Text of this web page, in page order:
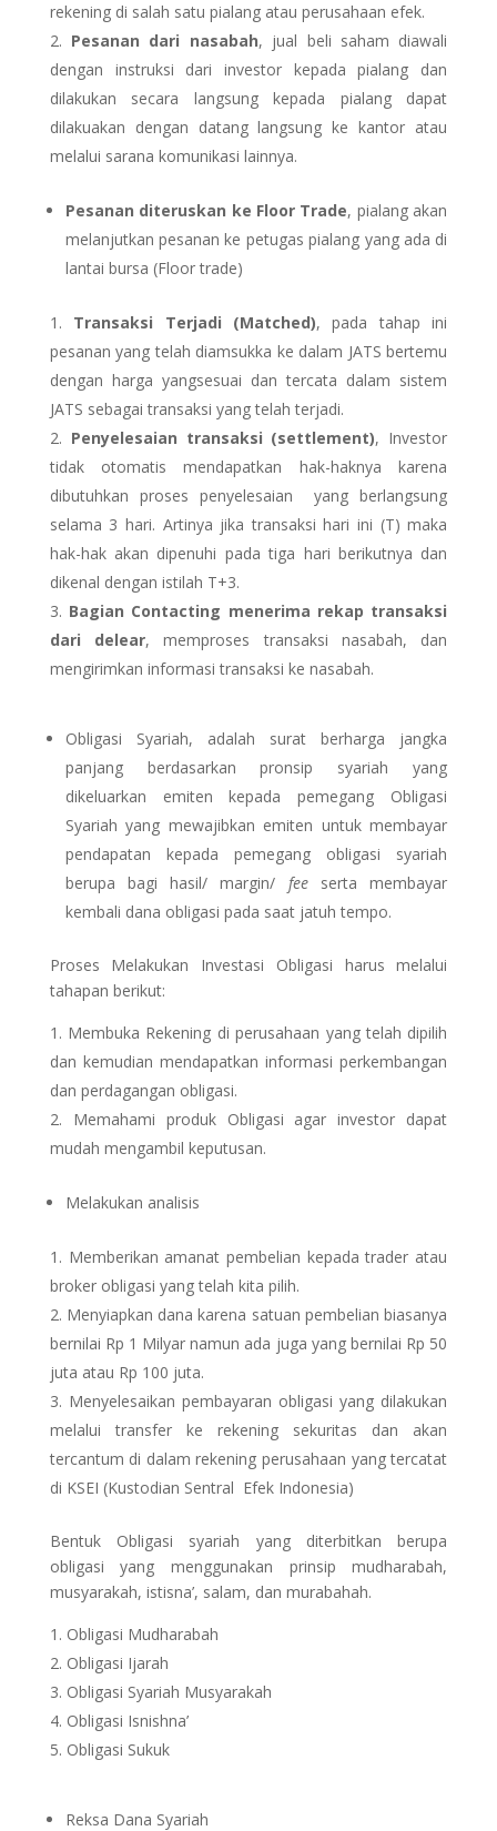
rekening di salah satu pialang atau perusahaan efek.
Pesanan dari nasabah, jual beli saham diawali
dengan instruksi dari investor kepada pialang dan
dilakukan secara langsung kepada pialang dapat
dilakuakan dengan datang langsung ke kantor atau
melalui sarana komunikasi lainnya.
Pesanan diteruskan ke Floor Trade, pialang akan
melanjutkan pesanan ke petugas pialang yang ada di
lantai bursa (Floor trade)
Transaksi Terjadi (Matched), pada tahap ini
pesanan yang telah diamsukka ke dalam JATS bertemu
dengan harga yangsesuai dan tercata dalam sistem
JATS sebagai transaksi yang telah terjadi.
Penyelesaian transaksi (settlement), Investor
tidak otomatis mendapatkan hak-haknya karena
dibutuhkan proses penyelesaian yang berlangsung
selama 3 hari. Artinya jika transaksi hari ini (T) maka
hak-hak akan dipenuhi pada tiga hari berikutnya dan
dikenal dengan istilah T+3.
Bagian Contacting menerima rekap transaksi
dari delear, memproses transaksi nasabah, dan
mengirimkan informasi transaksi ke nasabah.
Obligasi Syariah, adalah surat berharga jangka
panjang berdasarkan pronsip syariah yang
dikeluarkan emiten kepada pemegang Obligasi
Syariah yang mewajibkan emiten untuk membayar
pendapatan kepada pemegang obligasi syariah
berupa bagi hasil/ margin/ feeserta membayar
kembali dana obligasi pada saat jatuh tempo.
Proses Melakukan Investasi Obligasi harus melalui
tahapan berikut:
Membuka Rekening di perusahaan yang telah dipilih
dan kemudian mendapatkan informasi perkembangan
dan perdagangan obligasi.
Memahami produk Obligasi agar investor dapat
mudah mengambil keputusan.
Melakukan analisis
Memberikan amanat pembelian kepada trader atau
broker obligasi yang telah kita pilih.
Menyiapkan dana karena satuan pembelian biasanya
bernilai Rp 1 Milyar namun ada juga yang bernilai Rp 50
juta atau Rp 100 juta.
Menyelesaikan pembayaran obligasi yang dilakukan
melalui transfer ke rekening sekuritas dan akan
tercantum di dalam rekening perusahaan yang tercatat
di KSEI (Kustodian Sentral Efek Indonesia)
Bentuk Obligasi syariah yang diterbitkan berupa
obligasi yang menggunakan prinsip mudharabah,
musyarakah, istisna’, salam, dan murabahah.
Obligasi Mudharabah
Obligasi Ijarah
Obligasi Syariah Musyarakah
Obligasi Isnishna’
Obligasi Sukuk
Reksa Dana Syariah